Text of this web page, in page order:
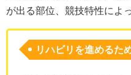
が出る部位、競技特性によ
リハビリを進めるた